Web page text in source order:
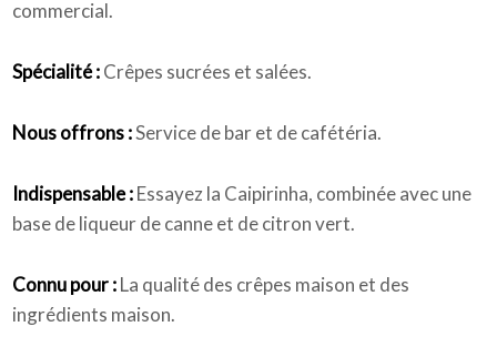
commercial.
Spécialité :Crêpes sucrées et salées.
Nous offrons :Service de bar et de cafétéria.
Indispensable :Essayez la Caipirinha, combinée avec une
base de liqueur de canne et de citron vert.
Connu pour :La qualité des crêpes maison et des
ingrédients maison.